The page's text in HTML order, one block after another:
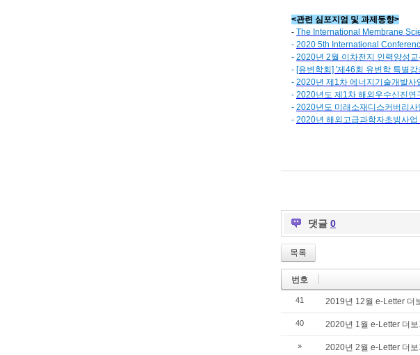
<관련 심포지엄 및 과제동향>
- The International Membrane
- 2020 5th International
- 2020년 2월 이차전지 인력양성
- [유변학회] '제46회 유변학 특별
- 2020년 제1차 에너지기술개발사
- 2020년도 제1차 해외우수신진연
- 2020년도 미래소재디스커버리
- 2020년 해외고급과학자초빙사
댓글 0
목록
번호
41 2019년 12월 e-Letter 더
40 2020년 1월 e-Letter 더보
» 2020년 2월 e-Letter 더보